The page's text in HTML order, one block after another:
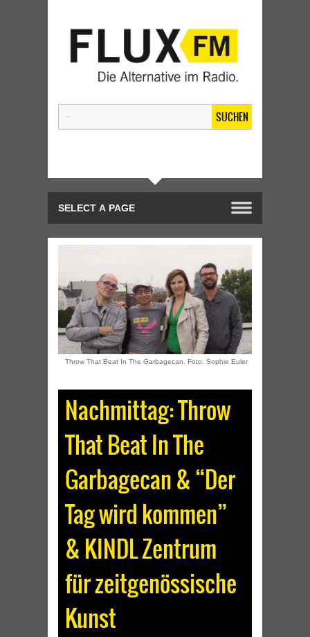
SUCHEN
Throw That Beat In The Garbagecan, Foto: Sophie Euler
Nachmittag: Throw
That Beat In The
Garbagecan & “Der
Tag wird kommen”
& KINDL Zentrum
für zeitgenössische
Kunst